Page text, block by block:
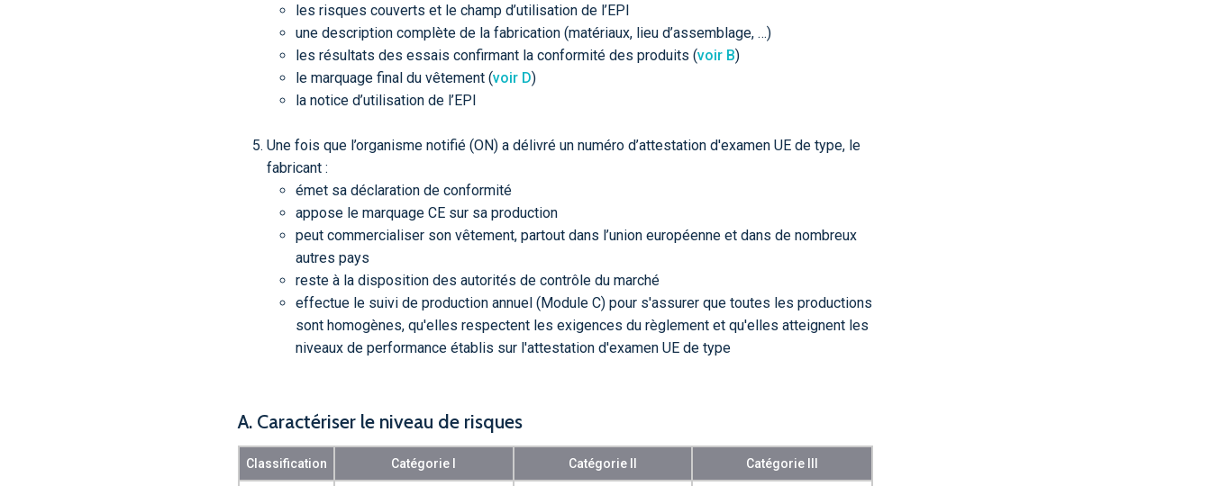
les risques couverts et le champ d’utilisation de l’EPI
une description complète de la fabrication (matériaux, lieu d’assemblage, …)
les résultats des essais confirmant la conformité des produits (voir B)
le marquage final du vêtement (voir D)
la notice d’utilisation de l’EPI
Une fois que l’organisme notifié (ON) a délivré un numéro d’attestation d'examen UE de type, le
fabricant :
émet sa déclaration de conformité
appose le marquage CE sur sa production
peut commercialiser son vêtement, partout dans l’union européenne et dans de nombreux
autres pays
reste à la disposition des autorités de contrôle du marché
effectue le suivi de production annuel (Module C) pour s'assurer que toutes les productions
sont homogènes, qu'elles respectent les exigences du règlement et qu'elles atteignent les
niveaux de performance établis sur l'attestation d'examen UE de type
A. Caractériser le niveau de risques
Classification Catégorie I Catégorie II Catégorie III